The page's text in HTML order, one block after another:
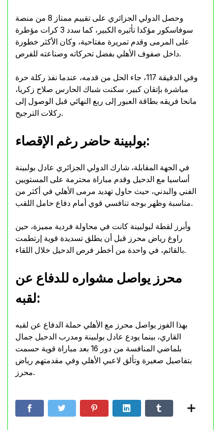
وحصل الدولي الجزائري على تقييم ممتاز 8 من منصة
سوفاسكور مؤكدا تأثيره الكبير، كما سدد 3 كرات مؤطرة
على المرمى وقدم تمريرة مفتاحية، وكان الأكثر خطورة
داخل صفوف الأهلي بفضل تحركاته وصناعته للفرص.
وفي الدقيقة 117، جاء الحل من قدمه، عندما نفذ ركلة حرة
مباشرة بإتقان كبير، سكنت شباك الحارس صلاح زكريا،
مانحا فريقه بطاقة العبور إلى ربع النهائي قبل الوصول إلى
ركلات الترجيح.
بولبينة حاضر رغم الإقصاء:
في الجهة المقابلة، شارك الدولي الجزائري عادل بولبينة
أساسيا مع الدحيل وقدم مباراة محترمة على المستويين
الفني والبدني، حيث حاول تهديد مرمى الأهلي في أكثر من
مناسبة وظهر بوجه تنافسي قوي أمام دفاع حامل اللقب.
وأبرز لقطة لبولبينة كانت في محاولة فردية مميزة، حين
راوغ رياض محرز قبل أن يطلق تسديدة قوية إرتطمت
بالقائم، في واحدة من أخطر فرص الدحيل خلال اللقاء.
محرز يواصل مشواره للدفاع عن
لقبه:
بهذا الفوز يواصل محرز مع الأهلي حملة الدفاع عن لقبه
القاري، بينما يودع عادل بولبينة ومدرب الدحيل جمال
بلماضي المنافسة من دور 16 بعد مباراة قوية حسمت
بتفاصيل صغيرة وتألق لاعبي الأهلي وفي مقدمتهم رياض
محرز.